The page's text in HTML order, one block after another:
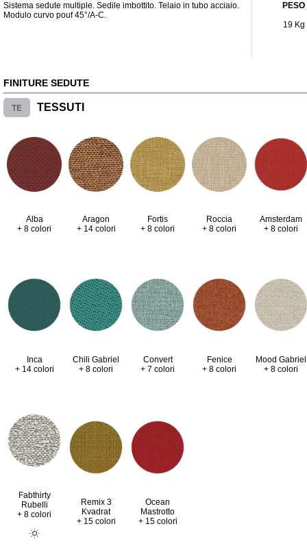
Sistema sedute multiple. Sedile imbottito. Telaio in tubo acciaio.
Modulo curvo pouf 45°/A-C.
PESO
19 Kg
FINITURE SEDUTE
TE TESSUTI
Alba
+ 8 colori
Aragon
+ 14 colori
Fortis
+ 8 colori
Roccia
+ 8 colori
Amsterdam
+ 8 colori
Inca
+ 14 colori
Chili Gabriel
+ 8 colori
Convert
+ 7 colori
Fenice
+ 8 colori
Mood Gabriel
+ 8 colori
Fabthirty
Rubelli
+ 8 colori
Remix 3
Kvadrat
+ 15 colori
Ocean
Mastrotto
+ 15 colori